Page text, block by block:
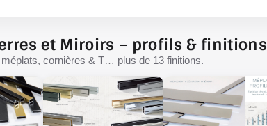
et Miroirs – profils & finitions
cornières & T… plus de 13 finitions.